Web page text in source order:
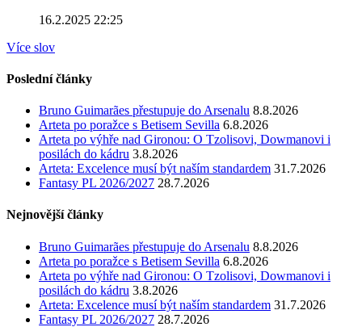
16.2.2025 22:25
Více slov
Poslední články
Bruno Guimarães přestupuje do Arsenalu 8.8.2026
Arteta po poražce s Betisem Sevilla 6.8.2026
Arteta po výhře nad Gironou: O Tzolisovi, Dowmanovi i
posilách do kádru 3.8.2026
Arteta: Excelence musí být naším standardem 31.7.2026
Fantasy PL 2026/2027 28.7.2026
Nejnovější články
Bruno Guimarães přestupuje do Arsenalu 8.8.2026
Arteta po poražce s Betisem Sevilla 6.8.2026
Arteta po výhře nad Gironou: O Tzolisovi, Dowmanovi i
posilách do kádru 3.8.2026
Arteta: Excelence musí být naším standardem 31.7.2026
Fantasy PL 2026/2027 28.7.2026